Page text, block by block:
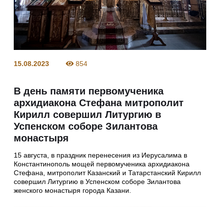
15.08.2023 854
В день памяти первомученика
архидиакона Стефана митрополит
Кирилл совершил Литургию в
Успенском соборе Зилантова
монастыря
15 августа, в праздник перенесения из Иерусалима в
Константинополь мощей первомученика архидиакона
Стефана, митрополит Казанский и Татарстанский Кирилл
совершил Литургию в Успенском соборе Зилантова
женского монастыря города Казани.